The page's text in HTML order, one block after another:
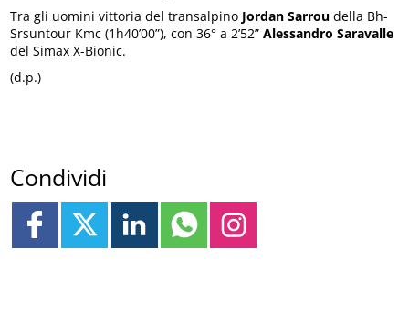
Tra gli uomini vittoria del transalpino Jordan Sarrou della Bh-
Srsuntour Kmc (1h40’00”), con 36° a 2’52”Alessandro Saravalle
del Simax X-Bionic.
(d.p.)
Condividi